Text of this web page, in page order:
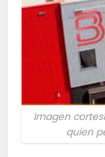
Imagen
quien